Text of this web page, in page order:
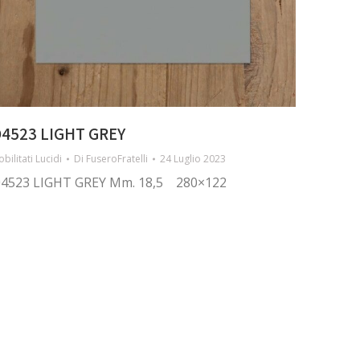
LIGHT GREY
Lucidi Di FuseroFratelli 24 Luglio 2023
LIGHT GREY Mm. 18,5 280×122